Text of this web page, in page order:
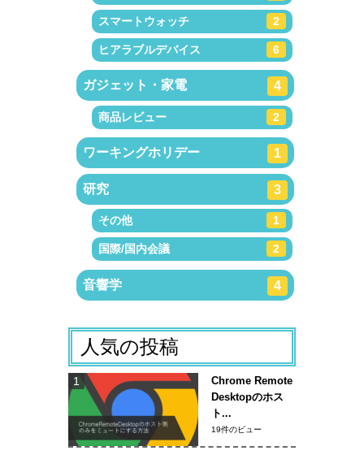
スマートウォッチ 2
ヒアラブルデバイス 6
ガジェット・家電 4
商品レビュー 2
ワーキングホリデー 1
研究 3
その他 1
国際/国内会議 2
音響学 4
人気の投稿
Chrome Remote
Desktopのホス
ト...
19件のビュー